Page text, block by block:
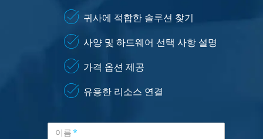
귀사에 적합한 솔루션 찾기
사양 및 하드웨어 선택 사항 설명
가격 옵션 제공
유용한 리소스 연결
이름*